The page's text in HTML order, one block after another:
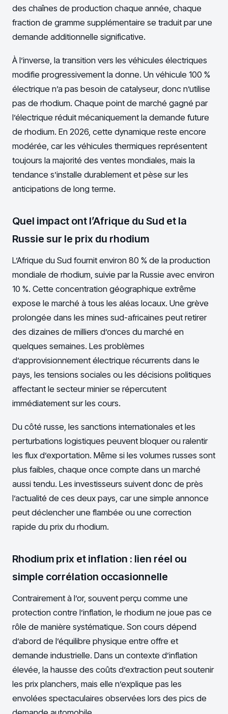
des chaînes de production chaque année, chaque
fraction de gramme supplémentaire se traduit par une
demande additionnelle significative.
À l’inverse, la transition vers les véhicules électriques
modifie progressivement la donne. Un véhicule 100 %
électrique n’a pas besoin de catalyseur, donc n’utilise
pas de rhodium. Chaque point de marché gagné par
l’électrique réduit mécaniquement la demande future
de rhodium. En 2026, cette dynamique reste encore
modérée, car les véhicules thermiques représentent
toujours la majorité des ventes mondiales, mais la
tendance s’installe durablement et pèse sur les
anticipations de long terme.
Quel impact ont l’Afrique du Sud et la
Russie sur le prix du rhodium
L’Afrique du Sud fournit environ 80 % de la production
mondiale de rhodium, suivie par la Russie avec environ
10 %. Cette concentration géographique extrême
expose le marché à tous les aléas locaux. Une grève
prolongée dans les mines sud-africaines peut retirer
des dizaines de milliers d’onces du marché en
quelques semaines. Les problèmes
d’approvisionnement électrique récurrents dans le
pays, les tensions sociales ou les décisions politiques
affectant le secteur minier se répercutent
immédiatement sur les cours.
Du côté russe, les sanctions internationales et les
perturbations logistiques peuvent bloquer ou ralentir
les flux d’exportation. Même si les volumes russes sont
plus faibles, chaque once compte dans un marché
aussi tendu. Les investisseurs suivent donc de près
l’actualité de ces deux pays, car une simple annonce
peut déclencher une flambée ou une correction
rapide du prix du rhodium.
Rhodium prix et inflation : lien réel ou
simple corrélation occasionnelle
Contrairement à l’or, souvent perçu comme une
protection contre l’inflation, le rhodium ne joue pas ce
rôle de manière systématique. Son cours dépend
d’abord de l’équilibre physique entre offre et
demande industrielle. Dans un contexte d’inflation
élevée, la hausse des coûts d’extraction peut soutenir
les prix planchers, mais elle n’explique pas les
envolées spectaculaires observées lors des pics de